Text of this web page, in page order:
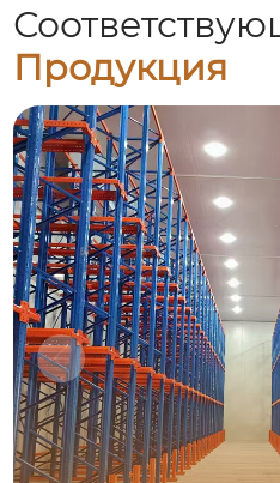
Продукция